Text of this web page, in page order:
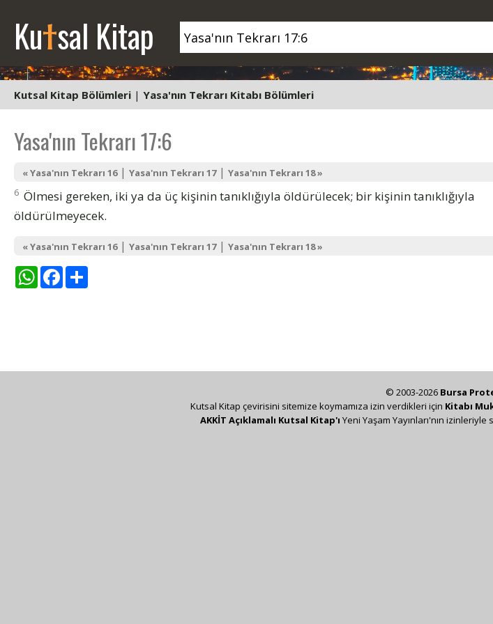
Kutsal Kitap
Kutsal Kitap Bölümleri | Yasa'nın Tekrarı Kitabı Bölümleri
Yasa'nın Tekrarı 17:6
« Yasa'nın Tekrarı 16| Yasa'nın Tekrarı 17| Yasa'nın Tekrarı 18 »
6 Ölmesi gereken, iki ya da üç kişinin tanıklığıyla öldürülecek; bir kişinin tanıklığıyla
öldürülmeyecek.
« Yasa'nın Tekrarı 16| Yasa'nın Tekrarı 17| Yasa'nın Tekrarı 18 »
WhatsAppFacebook
© 2003-2026 Bursa
Kutsal Kitap çevirisini sitemize koymamıza izin verdikleri için Kitabı
AKKİT Açıklamalı Kutsal Kitap'ı Yeni Yaşam Yayınları'nın